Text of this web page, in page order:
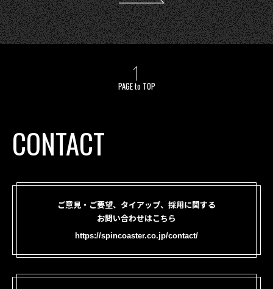
PAGE to TOP
CONTACT
ご意見・ご要望、タイアップ、採用に関する
お問い合わせはこちら
https://spincoaster.co.jp/contact/